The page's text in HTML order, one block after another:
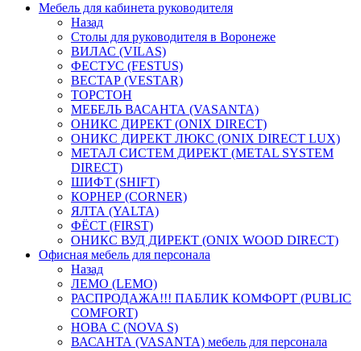
Мебель для кабинета руководителя
Назад
Столы для руководителя в Воронеже
ВИЛАС (VILAS)
ФЕСТУС (FESTUS)
ВЕСТАР (VESTAR)
ТОРСТОН
МЕБЕЛЬ ВАСАНТА (VASANTA)
ОНИКС ДИРЕКТ (ONIX DIRECT)
ОНИКС ДИРЕКТ ЛЮКС (ONIX DIRECT LUX)
МЕТАЛ СИСТЕМ ДИРЕКТ (METAL SYSTEM
DIRECT)
ШИФТ (SHIFT)
КОРНЕР (CORNER)
ЯЛТА (YALTA)
ФЁСТ (FIRST)
ОНИКС ВУД ДИРЕКТ (ONIX WOOD DIRECT)
Офисная мебель для персонала
Назад
ЛЕМО (LEMO)
РАСПРОДАЖА!!! ПАБЛИК КОМФОРТ (PUBLIC
COMFORT)
НОВА С (NOVA S)
ВАСАНТА (VASANTA) мебель для персонала